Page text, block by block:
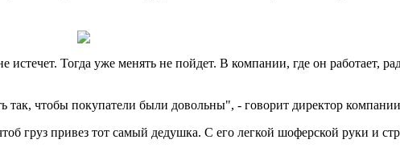
истечет. Тогда уже менять не пойдет. В компании, где он работает,
так, чтобы покупатели были довольны", - говорит директор
груз привез тот самый дедушка. С его легкой шоферской руки и